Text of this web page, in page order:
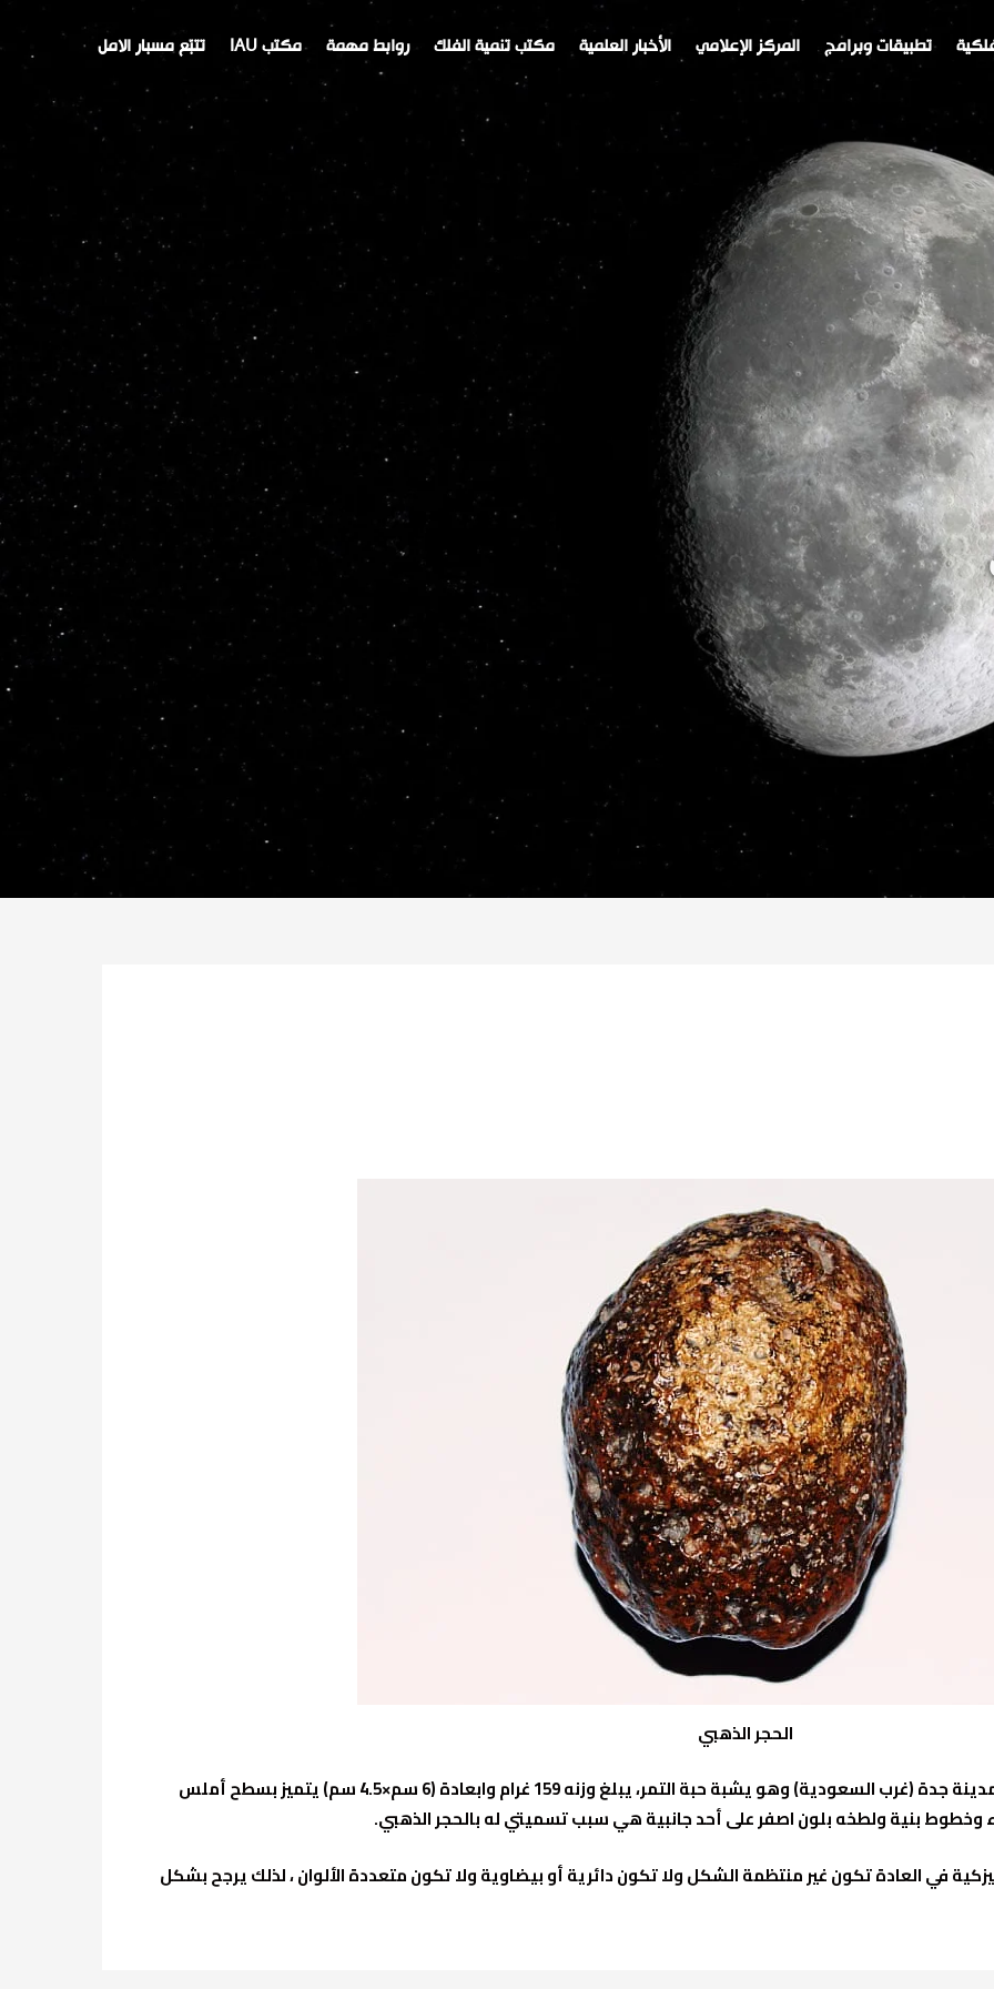
تطبيقات وبرامج المركز الإعلامي الأخبار العلمية مكتب تنمية الفلك روابط مهمة مكتب IAU
تتبّع مسبار الامل
الحجر الذهبي
منذ عدة سنوات عثرت على هذا الحجر الصغير في مدينة جدة (غرب السعودية) وهو يشبة حبة التمر، يبلغ وزنه 159 غرام وابعادة (6 سم×4.5 سم) يتميز بسطح أملس
وخطوط بنية ولطخه بلون اصفر على أحد جانبية هي سبب تسميتي له بالحجر الذهبي.
في العادة تكون غير منتظمة الشكل ولا تكون دائرية أو بيضاوية ولا تكون متعددة الألوان ، لذلك يرجح بشكل